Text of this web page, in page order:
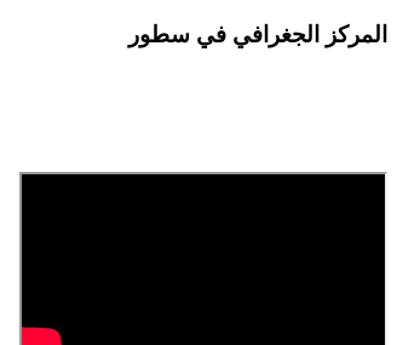
المركز الجغرافي في سطور